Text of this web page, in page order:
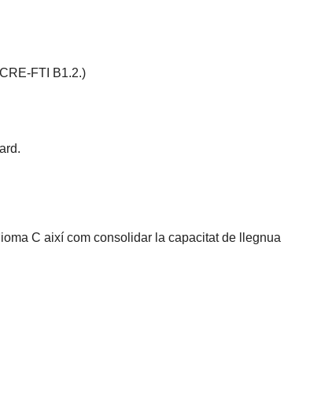
FTI B1.2.)
C així com consolidar la capacitat de llegnua